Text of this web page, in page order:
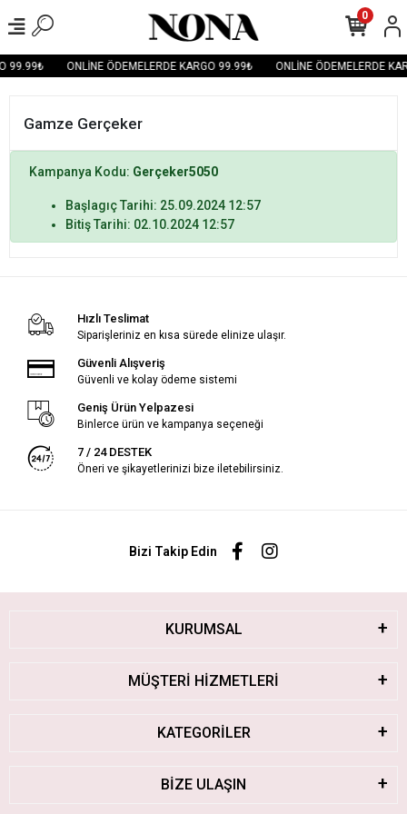
99.99₺ ONLİNE ÖDEMELERDE KARGO 99.99₺ ONLİNE ÖDEMELERDE
0
Gamze Gerçeker
Kampanya Kodu: Gerçeker5050
Başlagıç Tarihi: 25.09.2024 12:57
Bitiş Tarihi: 02.10.2024 12:57
Hızlı Teslimat
Siparişleriniz en kısa sürede elinize ulaşır.
Güvenli Alışveriş
Güvenli ve kolay ödeme sistemi
Geniş Ürün Yelpazesi
Binlerce ürün ve kampanya seçeneği
7 / 24 DESTEK
Öneri ve şikayetlerinizi bize iletebilirsiniz.
Bizi Takip Edin
KURUMSAL
MÜŞTERİ HİZMETLERİ
KATEGORİLER
BİZE ULAŞIN